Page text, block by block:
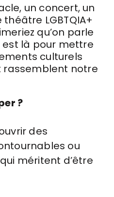
un concert, un
LGBTQIA+
qu’on parle
est là pour mettre
culturels
rassemblent notre
?
des
ou
méritent d’être